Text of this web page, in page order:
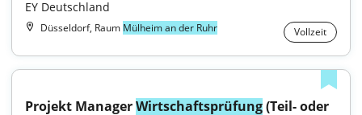
EY Deutschland
Düsseldorf, Raum Mülheim an der Ruhr Vollzeit
Projekt Manager Wirtschaftsprüfung (Teil- oder